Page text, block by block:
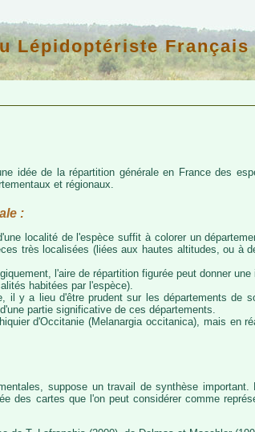
Lépidoptériste Français
idée de la répartition générale en France des
et régionaux.
:
localité de l'espèce suffit à colorer un
très localisées (liées aux hautes altitudes, ou à
l'aire de répartition figurée peut donner
habitées par l'espèce).
il y a lieu d'être prudent sur les départements de
partie significative de ces départements.
d'Occitanie (Melanargia occitanica), mais en
suppose un travail de synthèse
des cartes que l'on peut considérer comme